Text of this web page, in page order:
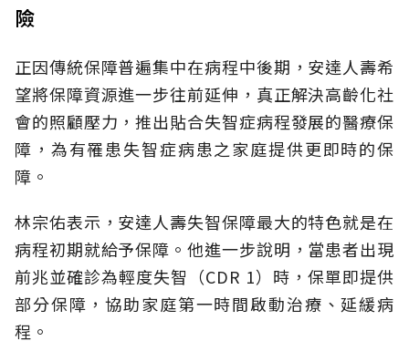
險
正因傳統保障普遍集中在病程中後期，安達人壽希
望將保障資源進一步往前延伸，真正解決高齡化社
會的照顧壓力，推出貼合失智症病程發展的醫療保
障，為有罹患失智症病患之家庭提供更即時的保
障。
林宗佑表示，安達人壽失智保障最大的特色就是在
病程初期就給予保障。他進一步說明，當患者出現
前兆並確診為輕度失智（CDR 1）時，保單即提供
部分保障，協助家庭第一時間啟動治療、延緩病
程。